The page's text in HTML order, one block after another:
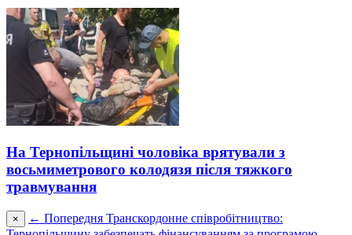
На Тернопільщині чоловіка врятували з
восьмиметрового колодязя після тяжкого
травмування
× ← Попередня Транскордонне співробітництво: